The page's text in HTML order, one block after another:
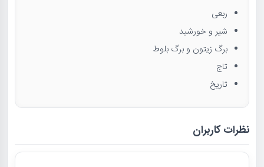
ربعی
شیر و خورشید
برگ زیتون و برگ بلوط
تاج
تاریخ
نظرات کاربران